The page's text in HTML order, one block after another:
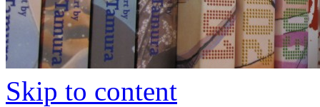
Skip to content